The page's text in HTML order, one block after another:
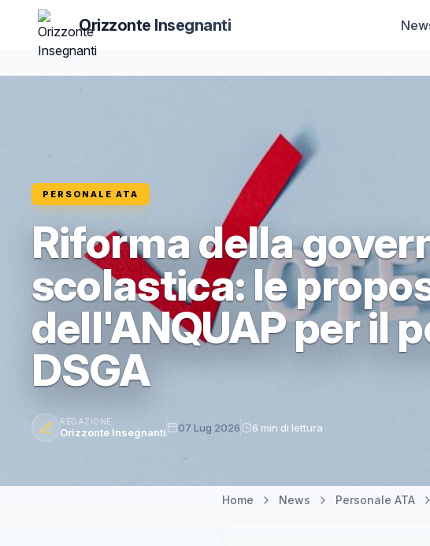
Orizzonte Insegnanti
PERSONALE ATA
Riforma della
scolastica: le
dell'ANQUAP per il
DSGA
REDAZIONE
Orizzonte Insegnanti 07 Lug 2026 6 min di lettura
Home News Personale ATA